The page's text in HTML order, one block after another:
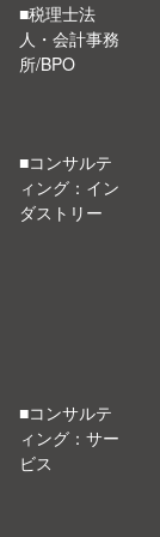
■税理士法
人・会計事務
所/BPO
■コンサルテ
ィング：イン
ダストリー
■コンサルテ
ィング：サー
ビス